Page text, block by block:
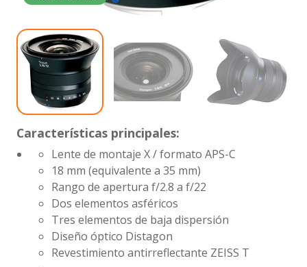
Características principales:
Lente de montaje X / formato APS-C
18 mm (equivalente a 35 mm)
Rango de aperturaf/2.8 a f/22
Dos elementos asféricos
Tres elementos de baja dispersión
Diseño óptico Distagon
Revestimiento antirreflectante ZEISS T